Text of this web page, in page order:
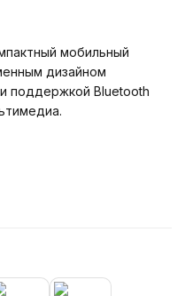
мобильный
дизайном
поддержкой Bluetooth